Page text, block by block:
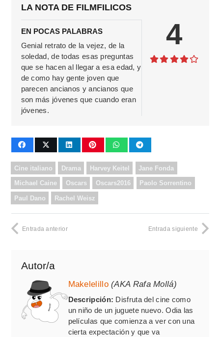
LA NOTA DE FILMFILICOS
EN POCAS PALABRAS
Genial retrato de la vejez, de la
soledad, de todas esas preguntas
que se hacen al llegar a esa edad, y
de como hay gente joven que
parecen ancianos y ancianos que
son más jóvenes que cuando eran
jóvenes.
4
Cine italiano Drama Harvey Keitel Jane Fonda
Michael Caine Oscars Oscars2016 Paolo Sorrentino
Paul Dano Rachel Weisz
Entrada anterior Entrada siguiente
Autor/a
Makelelillo (AKA Rafa Mollá)
Descripción: Disfruta del cine como
un niño de un juguete nuevo. Odia las
películas que comienza a ver con una
cierta expectación y que va